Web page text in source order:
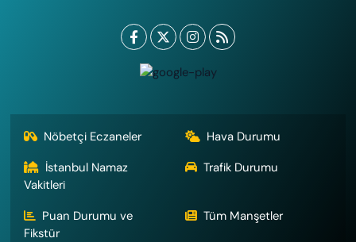
Nöbetçi Eczaneler
Hava Durumu
İstanbul Namaz
Vakitleri
Trafik Durumu
Puan Durumu ve
Fikstür
Tüm Manşetler